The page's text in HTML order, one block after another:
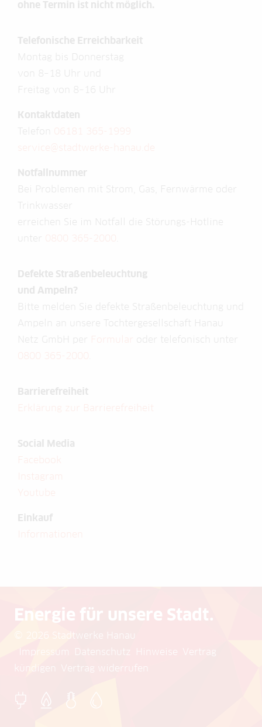
ohne Termin ist nicht möglich.
Telefonische Erreichbarkeit
Montag bis Donnerstag
von 8–18 Uhr und
Freitag von 8–16 Uhr
Kontaktdaten
Telefon
Notfallnummer
Bei Problemen mit Strom, Gas, Fernwärme oder
Trinkwasser
erreichen Sie im Notfall die Störungs-Hotline
unter
Defekte Straßenbeleuchtung
und Ampeln?
Bitte melden Sie defekte Straßenbeleuchtung und
Ampeln an unsere Tochtergesellschaft Hanau
Netz GmbH per
oder telefonisch unter
Barrierefreiheit
Social Media
Einkauf
Energie für unsere Stadt.
© 2026 Stadtwerke Hanau
Impressum
Datenschutz Hinweise
Vertrag
kündigen
Vertrag widerrufen